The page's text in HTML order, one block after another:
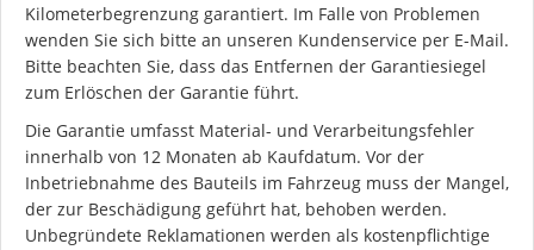
Kilometerbegrenzung garantiert. Im Falle von Problemen
wenden Sie sich bitte an unseren Kundenservice per E-Mail.
Bitte beachten Sie, dass das Entfernen der Garantiesiegel
zum Erlöschen der Garantie führt.
Die Garantie umfasst Material- und Verarbeitungsfehler
innerhalb von 12 Monaten ab Kaufdatum. Vor der
Inbetriebnahme des Bauteils im Fahrzeug muss der Mangel,
der zur Beschädigung geführt hat, behoben werden.
Unbegründete Reklamationen werden als kostenpflichtige